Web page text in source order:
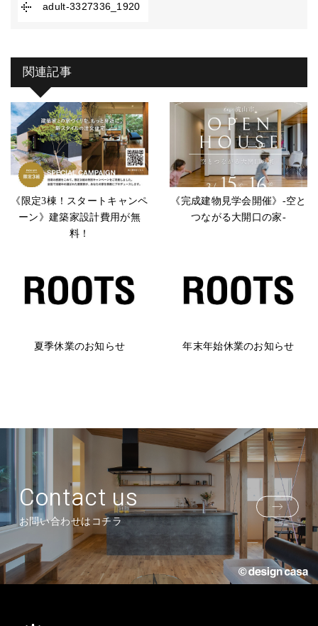
adult-3327336_1920
関連記事
《限定3棟！スタートキャンペ
ーン》建築家設計費用が無
料！
《完成建物見学会開催》-空と
つながる大開口の家-
夏季休業のお知らせ 年末年始休業のお知らせ
Contact us
お問い合わせはコチラ